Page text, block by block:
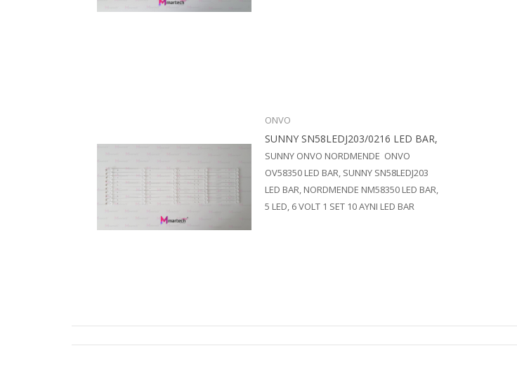
ONVO
SUNNY SN58LEDJ203/0216 LED BAR,
SUNNY ONVO NORDMENDE ONVO
OV58350 LED BAR, SUNNY SN58LEDJ203
LED BAR, NORDMENDE NM58350 LED BAR,
5 LED, 6 VOLT 1 SET 10 AYNI LED BAR